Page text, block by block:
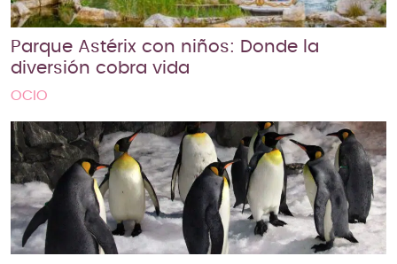
Parque Astérix con niños: Donde la
diversión cobra vida
OCIO